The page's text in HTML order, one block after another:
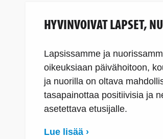
HYVINVOIVAT LAPSET,
Lapsissamme ja
oikeuksiaan päivähoitoon,
ja nuorilla on oltava
tasapainottaa positiivisia ja
asetettava etusijalle.
Lue lisää ›